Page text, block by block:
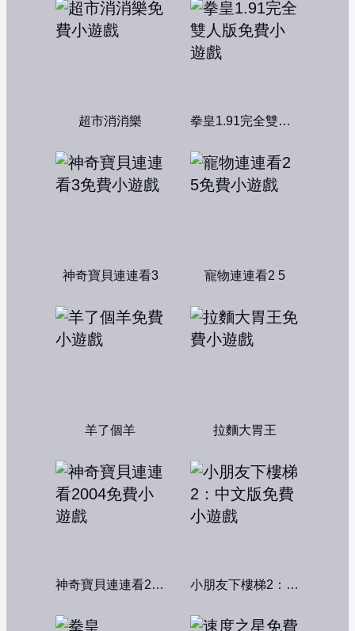
超市消消樂 拳皇1.91完全雙人版
神奇寶貝連連看3 寵物連連看2 5
羊了個羊 拉麵大胃王
神奇寶貝連連看2004 小朋友下樓梯2：中文版